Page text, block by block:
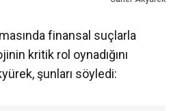
finansal suçlarla
kritik rol oynadığını
şunları söyledi: